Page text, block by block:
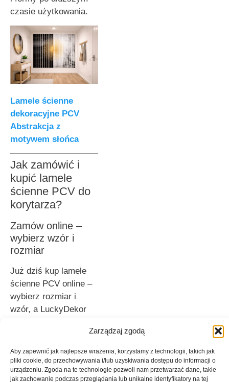
Zarządzaj zgodą
Aby zapewnić jak najlepsze wrażenia, korzystamy z technologii, takich jak
pliki cookie, do przechowywania i/lub uzyskiwania dostępu do informacji o
urządzeniu. Zgoda na te technologie pozwoli nam przetwarzać dane, takie
jak zachowanie podczas przeglądania lub unikalne identyfikatory na tej
czasie użytkowania.
Lamele ścienne
dekoracyjne PCV
Abstrakcja z
motywem słońca
Jak zamówić i
kupić lamele
ścienne PCV do
korytarza?
Zamów online –
wybierz wzór i
rozmiar
Już dziś kup lamele
ścienne PCV online –
wybierz rozmiar i
wzór, a LuckyDekor
indywidualnym
nadrukiem. Dzięki
lamelom ściennym z